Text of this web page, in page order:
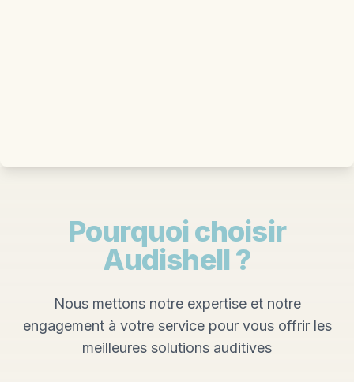
Pourquoi choisir
Audishell ?
Nous mettons notre expertise et notre
engagement à votre service pour vous offrir les
meilleures solutions auditives